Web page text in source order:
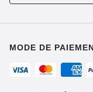
MODE DE